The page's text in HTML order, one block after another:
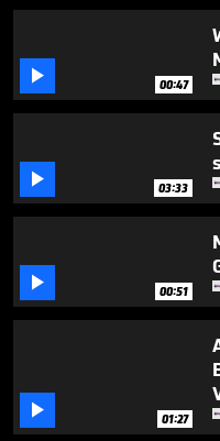
49
 00:47
 03:33
 00:51
 01:27